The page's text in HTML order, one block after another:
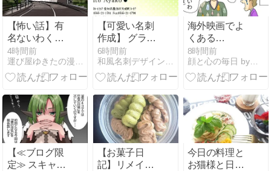
【怖い話】有
名ないわくつ
きのトンネル
を通ったら 何
かがついて来
4時間前
【可愛い名刺
作成】 グラデ
ーションとド
ットが可愛い
ラインストー
6時間前
海外映画でよ
くある
「You're
fired」日本で
は？
8時間前
顔と心の毎日 by表こころ
【≪ブログ限
定≫ スキャン
【お菓子日
記】リメイク
今日の料理と
お猫様と日本